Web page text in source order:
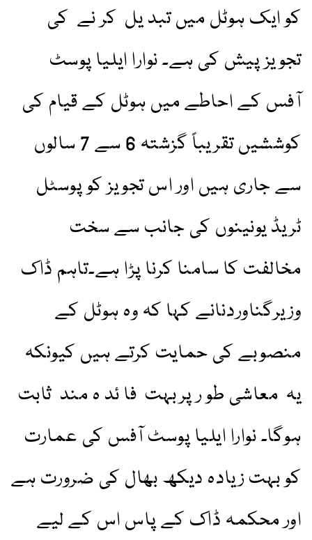
کو ایک ہوٹل میں تبد یل کر نے کی
تجویز پیش کی ہے۔ نوارا ایلیا پوسٹ
آفس کے احاطے میں ہوٹل کے قیام کی
کوششیں تقریباً گزشتہ 6 سے 7 سالوں
سے جاری ہیں اور اس تجویز کو پوسٹل
ٹریڈ یونینوں کی جانب سے سخت
مخالفت کا سامنا کرنا پڑا ہے۔تاہم ڈاک
وزیرگناوردنانے کہا کہ وہ ہوٹل کے
منصوبے کی حمایت کرتے ہیں کیونکہ
یہ معاشی طو ر پربہت فا ئد ہ مند ثابت
ہوگا۔ نوارا ایلیا پوسٹ آفس کی عمارت
کو بہت زیادہ دیکھ بھال کی ضرورت ہے
اور محکمہ ڈاک کے پاس اس کے لیے